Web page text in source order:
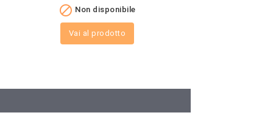
 Non disponibile
Vai al prodotto